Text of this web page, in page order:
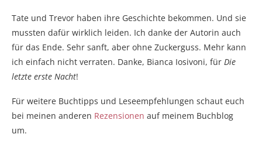
Tate und Trevor haben ihre Geschichte bekommen. Und sie
mussten dafür wirklich leiden. Ich danke der Autorin auch
für das Ende. Sehr sanft, aber ohne Zuckerguss. Mehr kann
ich einfach nicht verraten. Danke, Bianca Iosivoni, für Die
letzte erste Nacht!
Für weitere Buchtipps und Leseempfehlungen schaut euch
bei meinen anderen Rezensionen auf meinem Buchblog
um.